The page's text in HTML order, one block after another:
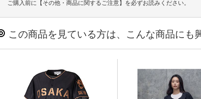
ご購入前に【その他・商品に関するご注意】を必ずお読みください。
この商品を見ている方は、こんな商品にも